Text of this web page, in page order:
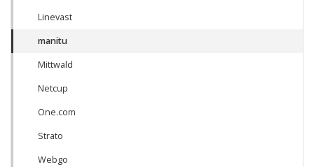
Linevast
manitu
Mittwald
Netcup
One.com
Strato
Webgo